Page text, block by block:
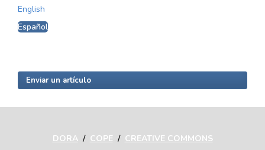
English
Español
Enviar un artículo
DORA/ COPE / CREATIVE COMMONS